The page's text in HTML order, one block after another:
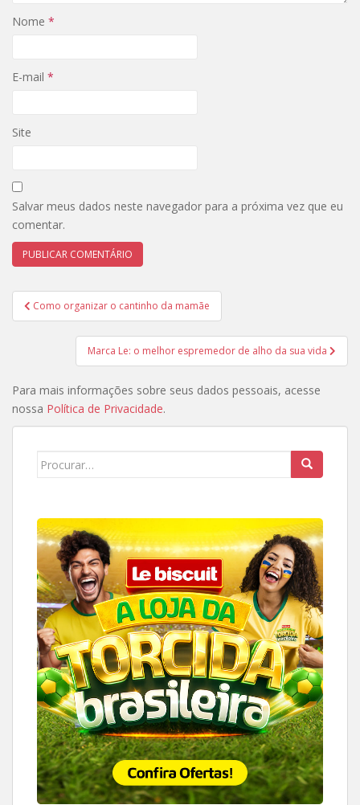
Nome *
E-mail *
Site
Salvar meus dados neste navegador para a próxima vez que eu
comentar.
Navegação
de
Como organizar o cantinho da mamãe
Marca Le: o melhor espremedor de alho da sua vida
Para mais informações sobre seus dados pessoais, acesse
nossa Política de Privacidade.
Search